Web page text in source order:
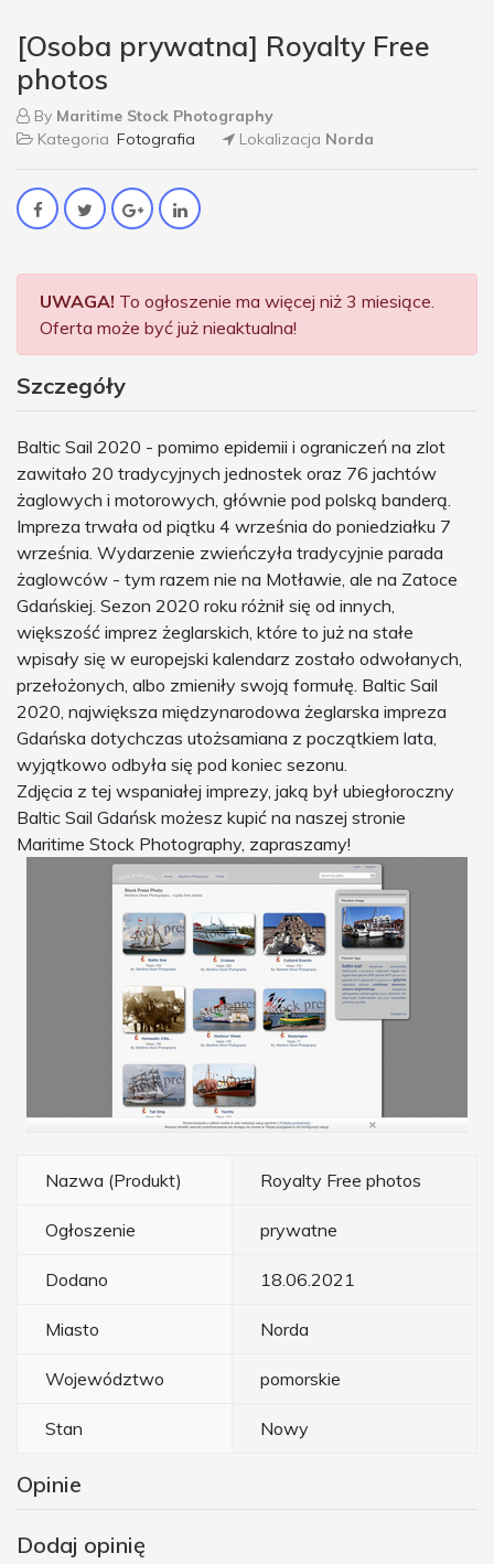
[Osoba prywatna] Royalty Free
photos
By Maritime Stock Photography
Kategoria Fotografia Lokalizacja Norda
UWAGA! To ogłoszenie ma więcej niż 3 miesiące.
Oferta może być już nieaktualna!
Szczegóły
Baltic Sail 2020 - pomimo epidemii i ograniczeń na zlot
zawitało 20 tradycyjnych jednostek oraz 76 jachtów
żaglowych i motorowych, głównie pod polską banderą.
Impreza trwała od piątku 4 września do poniedziałku 7
września. Wydarzenie zwieńczyła tradycyjnie parada
żaglowców - tym razem nie na Motławie, ale na Zatoce
Gdańskiej. Sezon 2020 roku różnił się od innych,
większość imprez żeglarskich, które to już na stałe
wpisały się w europejski kalendarz zostało odwołanych,
przełożonych, albo zmieniły swoją formułę. Baltic Sail
2020, największa międzynarodowa żeglarska impreza
Gdańska dotychczas utożsamiana z początkiem lata,
wyjątkowo odbyła się pod koniec sezonu.
Zdjęcia z tej wspaniałej imprezy, jaką był ubiegłoroczny
Baltic Sail Gdańsk możesz kupić na naszej stronie
Maritime Stock Photography, zapraszamy!
Nazwa (Produkt) Royalty Free photos
Ogłoszenie prywatne
Dodano 18.06.2021
Miasto Norda
Województwo pomorskie
Stan Nowy
Opinie
Dodaj opinię